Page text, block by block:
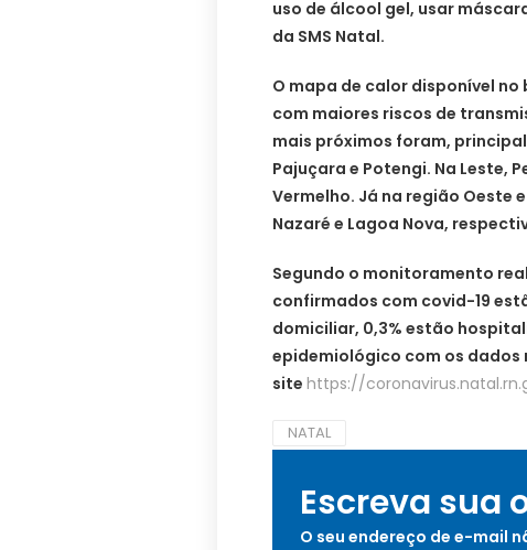
uso de álcool gel, usar
da SMS Natal.
O mapa de calor disponível
com maiores riscos de
mais próximos foram,
Pajuçara e Potengi. Na Leste,
Vermelho. Já na região Oeste
Nazaré e Lagoa Nova,
Segundo o monitoramento
confirmados com covid-19
domiciliar, 0,3% estão
epidemiológico com os
site https://
NATAL
Escreva sua
O seu endereço de e-mail